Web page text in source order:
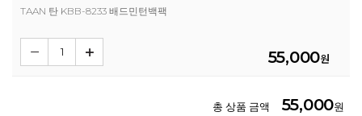
TAAN 탄 KBB-8233 배드민턴백팩
55,000원
총 상품 금액 55,000원